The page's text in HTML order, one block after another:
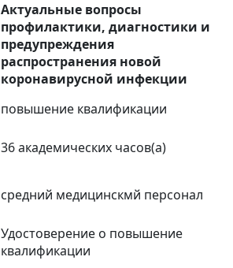
Актуальные вопросы
профилактики, диагностики и
предупреждения
распространения новой
коронавирусной инфекции
повышение квалификации
36 академических часов(а)
средний медицинскмй персонал
Удостоверение о повышение
квалификации